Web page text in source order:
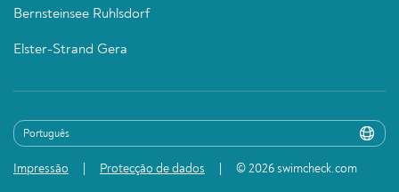
Bernsteinsee Ruhlsdorf
Elster-Strand Gera
Impressão Protecção de dados © 2026 swimcheck.com